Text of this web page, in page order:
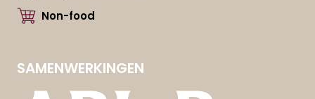
Non-food
SAMENWERKINGEN